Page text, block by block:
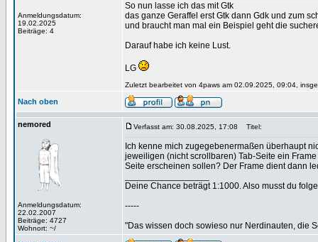
Anmeldungsdatum:
19.02.2025
Beiträge: 4
So nun lasse ich das mit Gtk
das ganze Geraffel erst Gtk dann Gdk und zum
und braucht man mal ein Beispiel geht die
Darauf habe ich keine Lust.
LG
Zuletzt bearbeitet von 4paws am 02.09.2025, 09:04,
Nach oben
nemored
Anmeldungsdatum:
22.02.2007
Beiträge: 4727
Wohnort: ~/
Verfasst am: 30.08.2025, 17:08 Titel:
Ich kenne mich zugegebenermaßen überhaupt
jeweiligen (nicht scrollbaren) Tab-Seite ein
Seite erscheinen sollen? Der Frame dient dann
Deine Chance beträgt 1:1000. Also musst du
-----
"Das wissen doch sowieso nur Nerdinauten, die